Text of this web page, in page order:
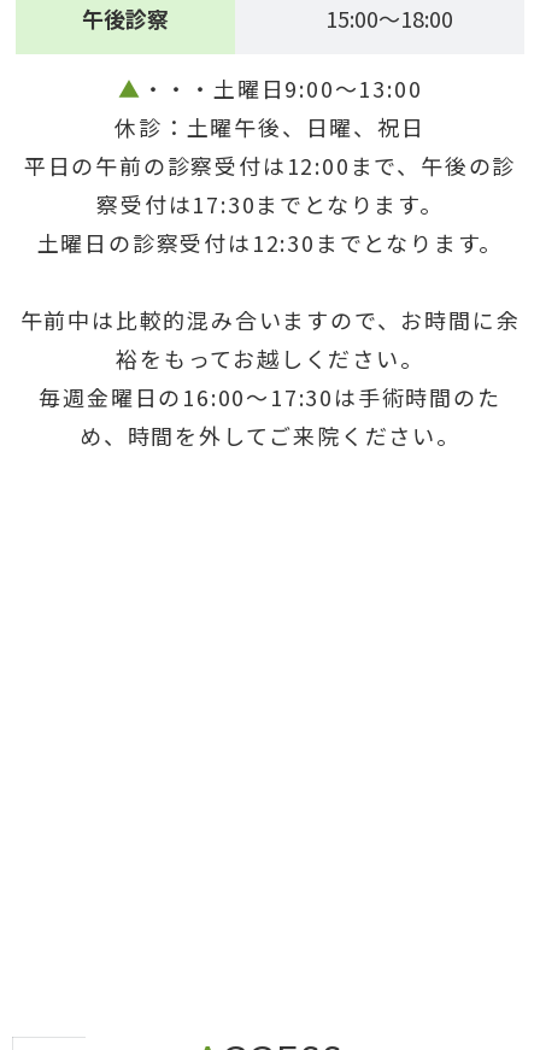
午後診察 15:00～18:00
▲ ・・・土曜日9:00～13:00
休診：土曜午後、日曜、祝日
平日の午前の診察受付は12:00まで、午後の診
察受付は17:30までとなります。
土曜日の診察受付は12:30までとなります。
午前中は比較的混み合いますので、お時間に余
裕をもってお越しください。
毎週金曜日の16:00～17:30は手術時間のた
め、時間を外してご来院ください。